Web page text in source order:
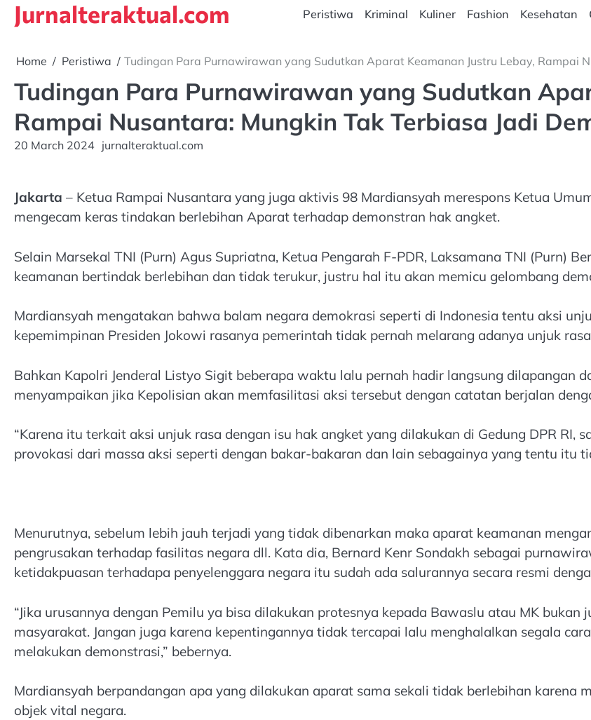
SkipJurnalteraktual.com Peristiwa Kriminal Kuliner Fashion Kesehatan
Home Peristiwa Tudingan Para Purnawirawan yang Sudutkan Aparat Keamanan Justru Lebay, Rampai
Tudingan Para Purnawirawan yang Sudutkan
Rampai Nusantara: Mungkin Tak Terbiasa Jadi
20 March 2024 jurnalteraktual.com
Jakarta – Ketua Rampai Nusantara yang juga aktivis 98 Mardiansyah merespons Ketua
mengecam keras tindakan berlebihan Aparat terhadap demonstran hak angket.
Selain Marsekal TNI (Purn) Agus Supriatna, Ketua Pengarah F-PDR, Laksamana TNI (Purn)
keamanan bertindak berlebihan dan tidak terukur, justru hal itu akan memicu gelombang
Mardiansyah mengatakan bahwa balam negara demokrasi seperti di Indonesia tentu aksi
kepemimpinan Presiden Jokowi rasanya pemerintah tidak pernah melarang adanya unjuk
Bahkan Kapolri Jenderal Listyo Sigit beberapa waktu lalu pernah hadir langsung dilapangan
menyampaikan jika Kepolisian akan memfasilitasi aksi tersebut dengan catatan berjalan
“Karena itu terkait aksi unjuk rasa dengan isu hak angket yang dilakukan di Gedung DPR RI,
provokasi dari massa aksi seperti dengan bakar-bakaran dan lain sebagainya yang tentu itu
Menurutnya, sebelum lebih jauh terjadi yang tidak dibenarkan maka aparat keamanan
pengrusakan terhadap fasilitas negara dll. Kata dia, Bernard Kenr Sondakh sebagai
ketidakpuasan terhadapa penyelenggara negara itu sudah ada salurannya secara resmi
“Jika urusannya dengan Pemilu ya bisa dilakukan protesnya kepada Bawaslu atau MK
masyarakat. Jangan juga karena kepentingannya tidak tercapai lalu menghalalkan segala
melakukan demonstrasi,” bebernya.
Mardiansyah berpandangan apa yang dilakukan aparat sama sekali tidak berlebihan karena
objek vital negara.